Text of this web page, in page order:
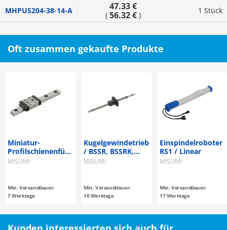
MHPUS204-38-14-A 47.33 €
( 56.32 €) 1 Stück
Oft zusammen gekaufte Produkte
Miniatur-
Profilschienenführungen
/ SSEBN□, SSE2BN□
MISUMI
Min. Versanddauer:
7 Werktage
Kugelgewindetriebe
/ BSSR, BSSRK,
BSST, BSSZ, BSSZK
62 HRC /
Kompaktflansch /
MISUMI
Min. Versanddauer:
10 Werktage
Einspindelroboter
RS1 / Linear
MISUMI
Min. Versanddauer:
17 Werktage